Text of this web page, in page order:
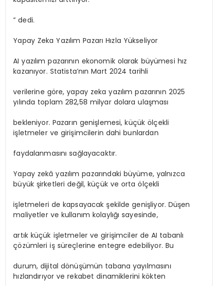
” dedi.
Yapay Zeka Yazılım Pazarı Hızla Yükseliyor
AI yazılım pazarının ekonomik olarak büyümesi hız
kazanıyor. Statista’nın Mart 2024 tarihli
verilerine göre, yapay zeka yazılım pazarının 2025
yılında toplam 282,58 milyar dolara ulaşması
bekleniyor. Pazarın genişlemesi, küçük ölçekli
işletmeler ve girişimcilerin dahi bunlardan
faydalanmasını sağlayacaktır.
Yapay zekâ yazılım pazarındaki büyüme, yalnızca
büyük şirketleri değil, küçük ve orta ölçekli
işletmeleri de kapsayacak şekilde genişliyor. Düşen
maliyetler ve kullanım kolaylığı sayesinde,
artık küçük işletmeler ve girişimciler de AI tabanlı
çözümleri iş süreçlerine entegre edebiliyor. Bu
durum, dijital dönüşümün tabana yayılmasını
hızlandırıyor ve rekabet dinamiklerini kökten